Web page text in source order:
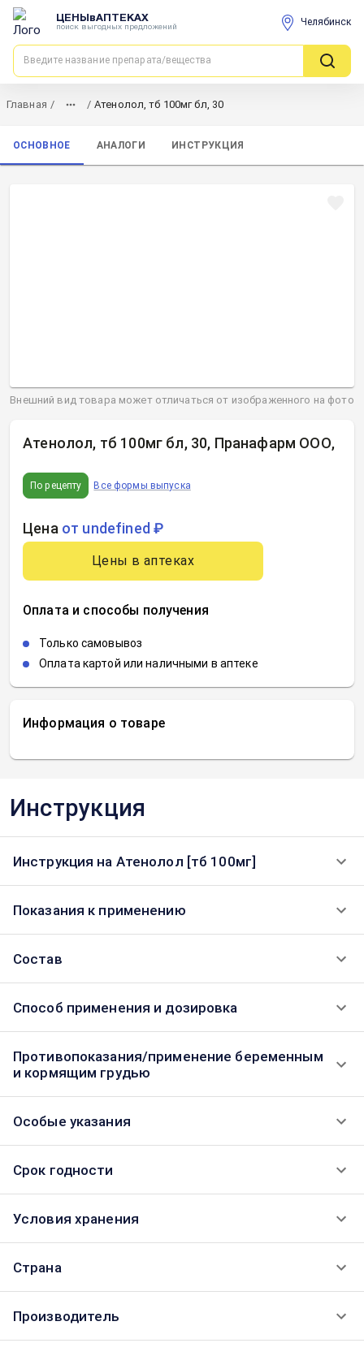
ЦЕНЫвАПТЕКАХ
поиск выгодных предложений Челябинск
Главная / / Атенолол, тб 100мг бл, 30
ОСНОВНОЕ АНАЛОГИ ИНСТРУКЦИЯ
Информация о товаре
Атенолол, тб 100мг бл, 30, Пранафарм ООО,
По рецепту Все формы выпуска
Цена от undefined ₽
Цены в аптеках
Оплата и способы получения
Только самовывоз
Оплата картой или наличными в аптеке
Внешний вид товара может отличаться от изображенного на фото
Инструкция
Инструкция на Атенолол [тб 100мг]
Показания к применению
Состав
Способ применения и дозировка
Противопоказания/применение беременным
и кормящим грудью
Особые указания
Срок годности
Условия хранения
Страна
Производитель